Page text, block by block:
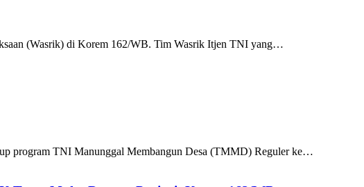
(Wasrik) di Korem 162/WB. Tim Wasrik Itjen TNI yang…
program TNI Manunggal Membangun Desa (TMMD) Reguler ke…